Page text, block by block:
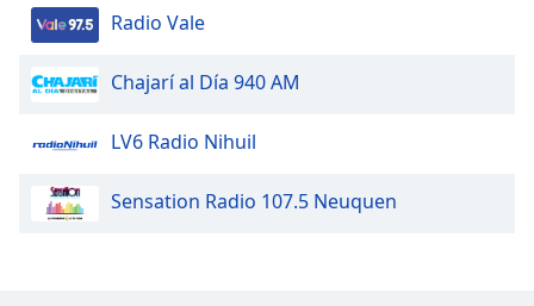
Opacity
Size
Radio Vale
Chajarí al Día 940 AM
LV6 Radio Nihuil
Sensation Radio 107.5 Neuquen